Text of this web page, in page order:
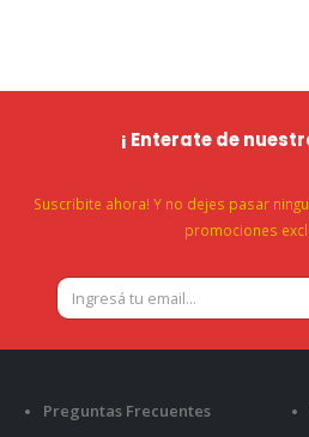
¡ Enterate de
Suscribite ahora! Y no dejes pasar
promociones
Preguntas Frecuentes